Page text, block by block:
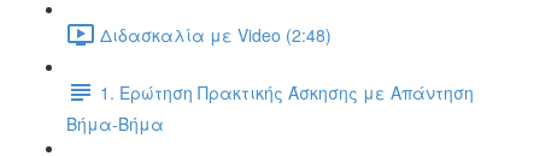
Διδασκαλία με Video (2:48)
1. Ερώτηση Πρακτικής Άσκησης με Απάντηση
Βήμα-Βήμα